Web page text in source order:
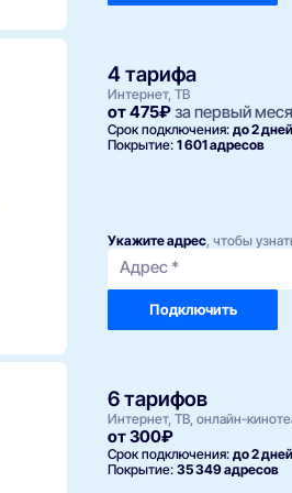
4 тарифа
Интернет, ТВ
от 475₽за первый
Срок подключения:до 2 дней
Покрытие:1 601 адресов
Укажите адрес, чтобы
Адрес *
Подключить
6 тарифов
Интернет, ТВ, онлайн-
от 300₽
Срок подключения:до 2 дней
Покрытие:35 349 адресов